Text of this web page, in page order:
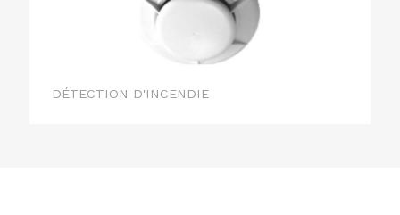
DÉTECTION D'INCENDIE